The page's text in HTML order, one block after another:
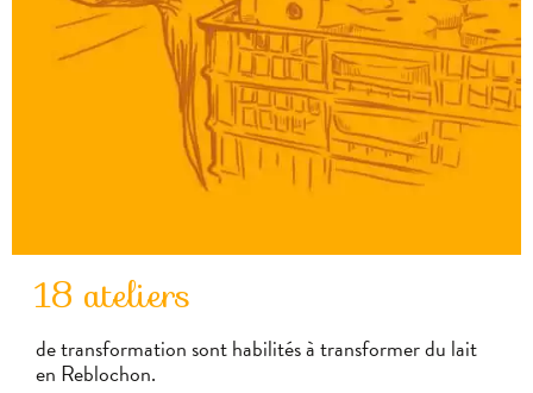
18 ateliers
de transformation sont habilités à transformer du lait
en Reblochon.